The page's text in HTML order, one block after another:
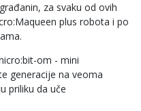
za svaku od ovih
plus robota i po
om - mini
generacije na veoma
priliku da uče